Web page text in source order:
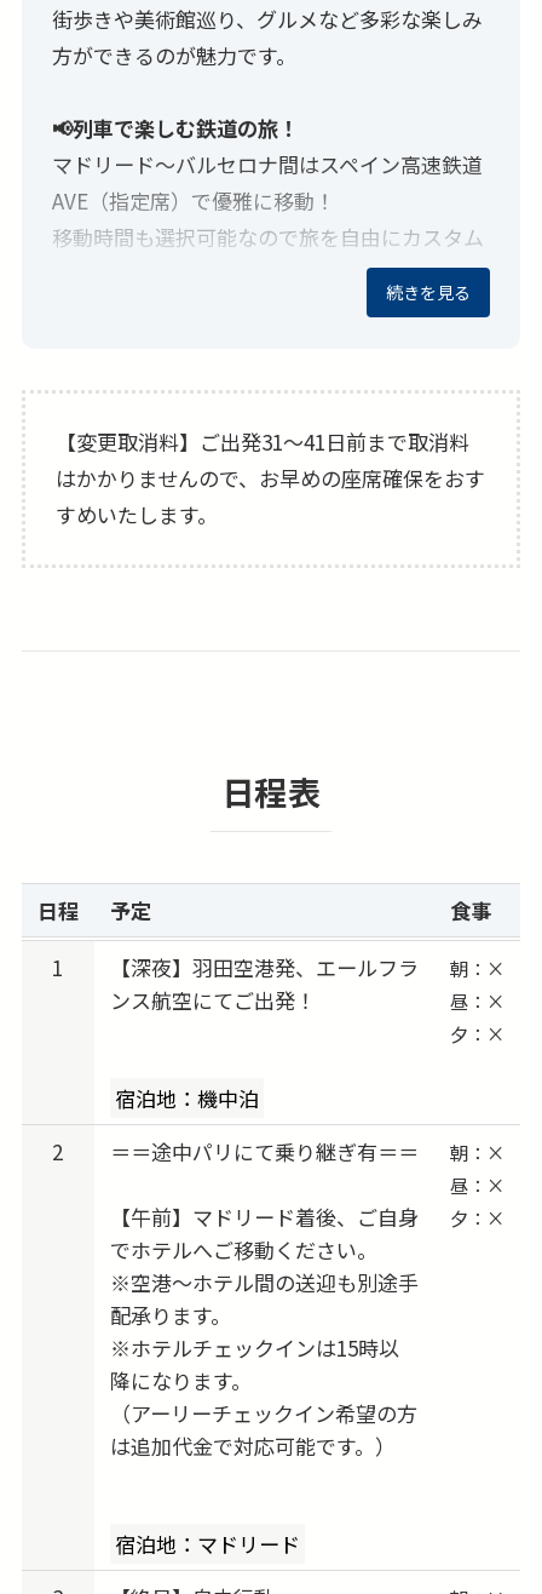
街歩きや美術館巡り、グルメなど多彩な楽しみ
方ができるのが魅力です。
📢列車で楽しむ鉄道の旅！
マドリード〜バルセロナ間はスペイン高速鉄道
AVE（指定席）で優雅に移動！
移動時間も選択可能なので旅を自由にカスタム
ス航空で始まる特別なヨーロッパ！
く、長時間フライトも快適。
機内ではフレンチのエッセンスを取り入れたこ
だわりの機内食をご用意し、空の上でも“フラ
ンスらしさ”を満喫できます。
た。追加代金でランクアップも可能です。
在！
観光・ショッピング・グルメなど、興味や気分
に合わせて思いのままに楽しめます。
延泊したい、ビジネスクラスへ変更したい、他
都市に訪問したい…など、ご希望があればお知
お客様だけのプラン作りをお手伝いいたしま
す。
続きを見る
【変更取消料】ご出発31〜41日前まで取消料
はかかりませんので、お早めの座席確保をおす
すめいたします。
日程表
日程 予定
食事
1
【深夜】羽田空港発、エールフラ
ンス航空にてご出発！
宿泊地：機中泊
朝：×
昼：×
夕：×
2 ＝＝途中パリにて乗り継ぎ有＝＝
【午前】マドリード着後、ご自身
でホテルへご移動ください。
※空港〜ホテル間の送迎も別途手
配承ります。
※ホテルチェックインは15時以
降になります。
（アーリーチェックイン希望の方
は追加代金で対応可能です。）
宿泊地：マドリード
朝：×
昼：×
夕：×